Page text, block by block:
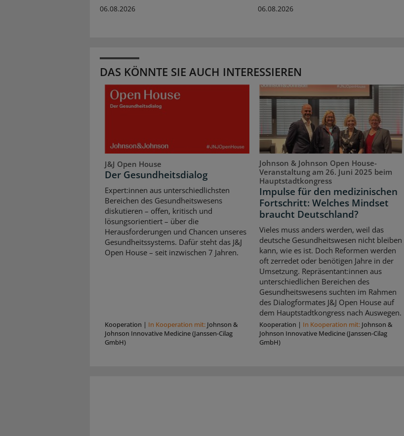
06.08.2026 06.08.2026
DAS KÖNNTE SIE AUCH INTERESSIEREN
J&J Open House
Der Gesundheitsdialog
Expert:innen aus unterschiedlichsten
Bereichen des Gesundheitswesens
diskutieren – offen, kritisch und
lösungsorientiert – über die
Herausforderungen und Chancen unseres
Gesundheitssystems. Dafür steht das J&J
Open House – seit inzwischen 7 Jahren.
Kooperation | In Kooperation mit: Johnson &
Johnson Innovative Medicine (Janssen-Cilag
GmbH)
Johnson & Johnson Open House-
Veranstaltung am 26. Juni 2025 beim
Hauptstadtkongress
Impulse für den medizinischen
Fortschritt: Welches Mindset
braucht Deutschland?
Vieles muss anders werden, weil das
deutsche Gesundheitswesen nicht bleiben
kann, wie es ist. Doch Reformen werden
oft zerredet oder benötigen Jahre in der
Umsetzung. Repräsentant:innen aus
unterschiedlichen Bereichen des
Gesundheitswesens suchten im Rahmen
des Dialogformates J&J Open House auf
dem Hauptstadtkongress nach Auswegen.
Kooperation | In Kooperation mit: Johnson &
Johnson Innovative Medicine (Janssen-Cilag
GmbH)